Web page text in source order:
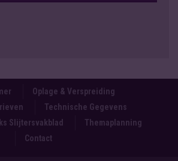
Oplage & Verspreiding
Technische Gegevens
Slijtersvakblad
Themaplanning
Contact